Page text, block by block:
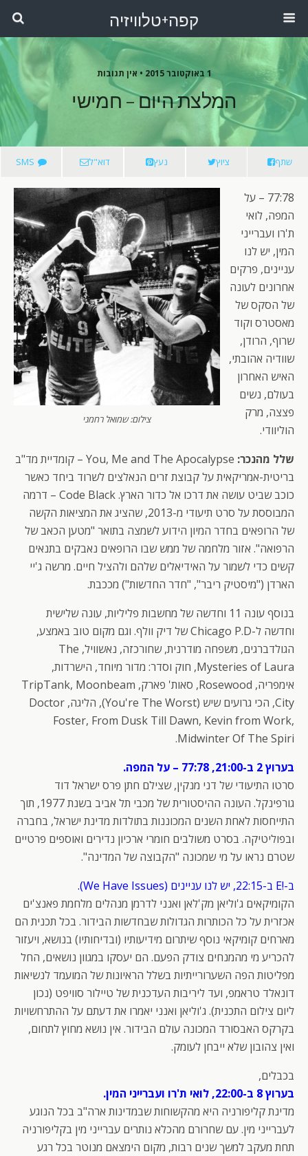
קפה+טלוויזיה
1 באוקטובר 2015 • אין תגובות
המלצת היום – חמישי
שתף ציוץ נעץ דוא"ל SMS
צילום: שמואל רחמני
77:78 – על
המפה, לואי
ת'רו ועברייני
המין, יש לנו
עניינים, פרקים
אחרונים לעונה
של הסקס של
מאסטרס וקוד
שרוף, הרודן,
שוודיה אהובתי,
האיש האחרון
בעולם, נשים
פצצה, מרק
הוליוודי.
שלל מהנכר:
You, Me and The Apocalypse – קומדיית מד"ב
בריטית-אמריקאית על קבוצת זרים הנאלצים לשרוד ביחד כאשר
כוכב שביט עושה את דרכו אל כדור הארץ. Code Black – דרמה
המבוססת על סרט תיעודי מ-2013, שהציג את המציאות הקשה
של הרופאים בחדר המיון הידוע לשמצה בתואר "מטען הכאב של
הרפואה". אזור מלחמה של ממש שבו הרופאים נאבקים בתנאים
קשים כדי לשמור על האידיאלים שלהם ולהציל חיים. מרשה ג'יי
הארדן ("מיסטיק ריבר", "חדר החדשות") מככבת.
בנוסף עונה 11 וחדשה של מחשבות פליליות, עונה שלישית
וחדשה ל-Chicago P.D של דיק וולף. וגם מקום טוב באמצע,
הגולדברגים, משפחה מודרנית, שחורכזה, נאשוויל, The
Mysteries of Laura, חוק וסדר: מדור מיוחד, הישרדות,
אימפריה, Rosewood, סאות' פארק, TripTank, Moonbeam
City, הכי גרועים שיש (You're The Worst), הליגה, Doctor
Foster, From Dusk Till Dawn, Kevin from Work,
Midwinter Of The Spiri.
בערוץ 2 ב-21:00, 77:78 – על המפה.
סרטו התיעודי של דני מנקין, שצילם חתן פרס ישראל דוד
גורפינקל. העונה ההיסטורית של מכבי תל אביב בשנת 1977, תוך
התייחסות לאחת השנים המכוננות בתולדות מדינת ישראל, בחברה
ובפוליטיקה. בסרט משולבים חומרי ארכיון נדירים ואוספים פרטיים
שטרם נראו על מי שמכונה "הקבוצה של המדינה".
ב-!E ב-22:15, יש לנו עניינים (We Have Issues).
הקומיקאים ג'וליאן מק'לאן ואנני לדרמן מנהלים מלחמת פאנצ'ים
אכזרית על כל הכותרות הגדולות שבחדשות הבידור. בכל תכנית הם
מארחים קומיקאי נוסף שיתרום מידיעותיו (ובדיחותיו) בנושא, ויעזור
להכריע מי מהמנחים צודק הפעם. הם יעסקו במגוון נושאים, החל
מפליטות הפה השערורייתיות בשלל הראיונות של המועמד לנשיאות
דונאלד טראמפ, ועד ליריבות העדכנית של טיילור סוויפט (נכון
ליום צילום התכנית). ג'וליאן ואנני יאמרו את דעתם על ההתרחשויות
בקרקס האבסורד המכונה עולם הבידור. אין נושא מחוץ לתחום,
ואין צהובון שלא ייבחן לעומק.
בכבלים,
בערוץ 8 ב-22:00, לואי ת'רו ועברייני המין.
מדינת קליפורניה היא מהקשוחות שבמדינות ארה"ב בכל הנוגע
לעברייני מין. עם שחרורם מהכלא נותרים עברייני מין בקליפורניה
תחת מעקב למשך שנים רבות, מקום הימצאם מנוטר בכל רגע